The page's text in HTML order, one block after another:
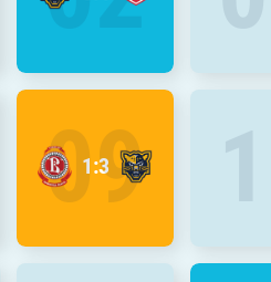
1:3
09